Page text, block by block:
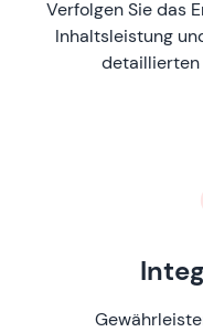
Verfolgen Sie das
Inhaltsleistung
detaillierten